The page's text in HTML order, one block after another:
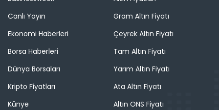
Canlı Yayın
Ekonomi Haberleri
Borsa Haberleri
Dünya Borsaları
Kripto Fiyatları
Künye
Gram Altın Fiyatı
Çeyrek Altın Fiyatı
Tam Altın Fiyatı
Yarım Altın Fiyatı
Ata Altın Fiyatı
Altın ONS Fiyatı